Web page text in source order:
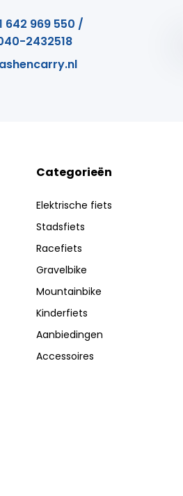
642 969 550 /
2432518
Categorieën
Elektrische fiets
Stadsfiets
Racefiets
Gravelbike
Mountainbike
Kinderfiets
Aanbiedingen
Accessoires